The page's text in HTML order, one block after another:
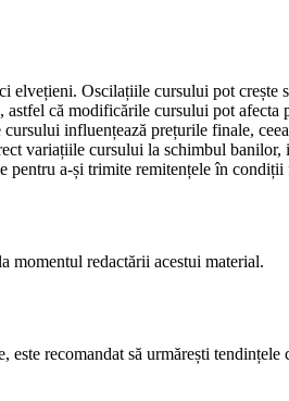
Oscilațiile cursului pot crește
că modificările cursului pot
influențează prețurile finale,
variațiile cursului la schimbul banilor,
pentru a-și trimite remitențele în condiții
momentul redactării acestui material.
este recomandat să urmărești